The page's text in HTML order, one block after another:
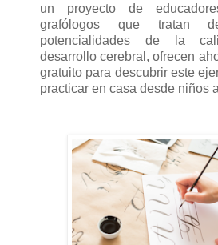
un proyecto de
grafólogos que tratan
potencialidades de la
desarrollo cerebral, ofrecen
gratuito para descubrir este
practicar en casa desde niños